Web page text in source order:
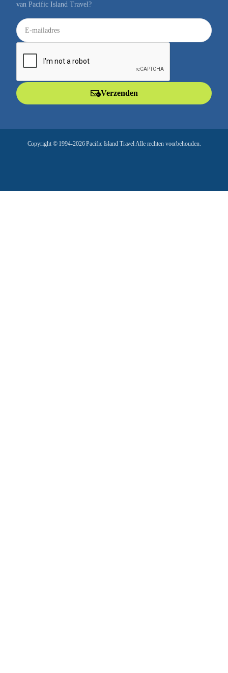
van Pacific Island Travel?
E
-
a
Verzenden
Copyright © 1994-2026 Pacific Island Travel Alle rechten voorbehouden.